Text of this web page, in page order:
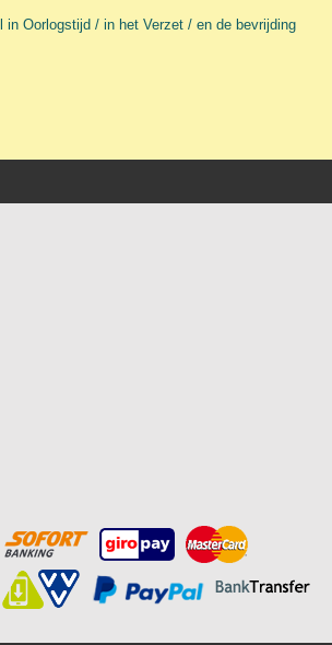
in Oorlogstijd / in het Verzet / en de bevrijding